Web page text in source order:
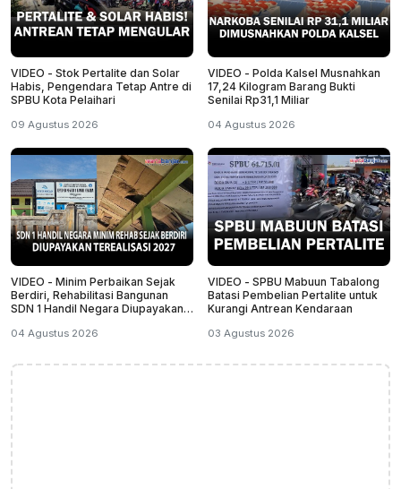
VIDEO - Stok Pertalite dan Solar
Habis, Pengendara Tetap Antre di
SPBU Kota Pelaihari
09 Agustus 2026
VIDEO - Polda Kalsel Musnahkan
17,24 Kilogram Barang Bukti
Senilai Rp31,1 Miliar
04 Agustus 2026
VIDEO - Minim Perbaikan Sejak
Berdiri, Rehabilitasi Bangunan
SDN 1 Handil Negara Diupayakan
04 Agustus 2026
VIDEO - SPBU Mabuun Tabalong
Batasi Pembelian Pertalite untuk
Kurangi Antrean Kendaraan
03 Agustus 2026